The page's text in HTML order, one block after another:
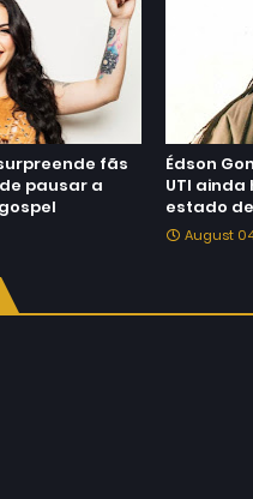
fãs
pausar a
Édson
UTI
estado
August